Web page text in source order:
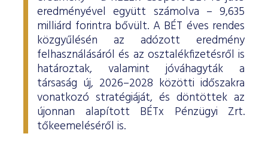
eredményével együtt számolva – 9,635
milliárd forintra bővült. A BÉT éves rendes
közgyűlésén az adózott eredmény
felhasználásáról és az osztalékfizetésről is
határoztak, valamint jóváhagyták a
társaság új, 2026–2028 közötti időszakra
vonatkozó stratégiáját, és döntöttek az
újonnan alapított BÉTx Pénzügyi Zrt.
tőkeemeléséről is.